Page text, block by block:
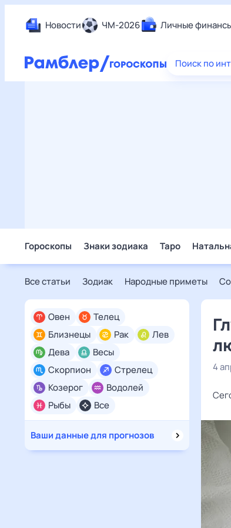
Новости ЧМ-2026 Личные
Поиск по
Гороскопы Знаки зодиака Таро
Все статьи Зодиак Народные приметы
Все
Овен
Телец
Близнецы
Рак
Лев
Дева
Весы
Скорпион
Стрелец
Козерог
Водолей
Рыбы
Ваши данные для прогнозов
4